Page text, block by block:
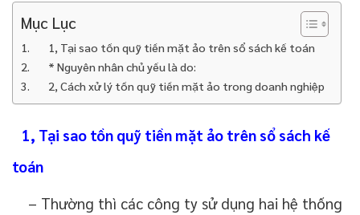
Mục Lục
1, Tại sao tồn quỹ tiền mặt ảo trên sổ sách kế toán
* Nguyên nhân chủ yếu là do:
2, Cách xử lý tồn quỹ tiền mặt ảo trong doanh nghiệp
1, Tại sao tồn quỹ tiền mặt ảo trên sổ sách kế
toán
– Thường thì các công ty sử dụng hai hệ thống